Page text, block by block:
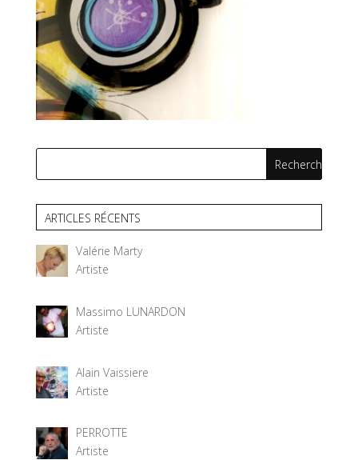
ARTICLES RÉCENTS
Valérie Marty
Artiste
Massimo LUNARDON
Artiste
Alain Vaissiere
Artiste
PERROTTE
Artiste